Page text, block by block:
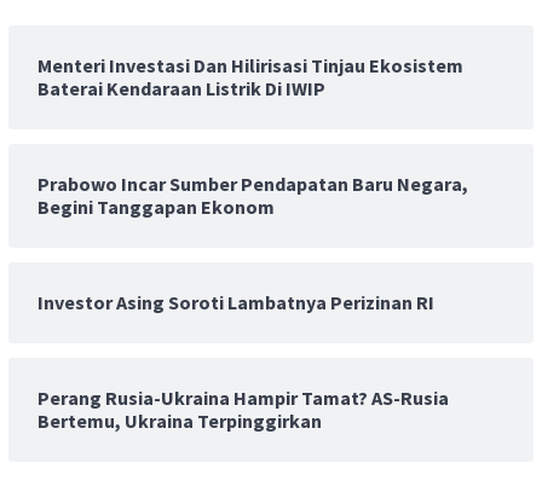
Menteri Investasi Dan Hilirisasi Tinjau Ekosistem
Baterai Kendaraan Listrik Di IWIP
Prabowo Incar Sumber Pendapatan Baru Negara,
Begini Tanggapan Ekonom
Investor Asing Soroti Lambatnya Perizinan RI
Perang Rusia-Ukraina Hampir Tamat? AS-Rusia
Bertemu, Ukraina Terpinggirkan